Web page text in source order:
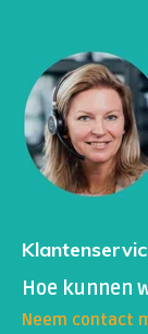
Hoe kunnen
Neem contact